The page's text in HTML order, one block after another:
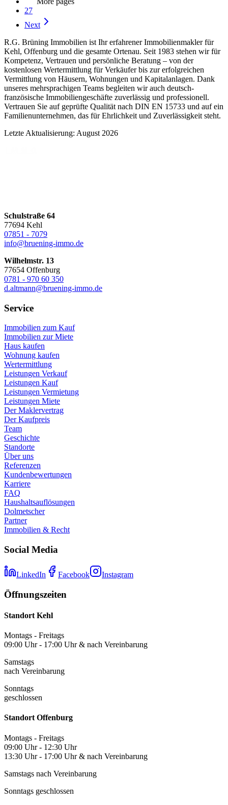
27
Next
R.G. Brüning Immobilien ist Ihr erfahrener Immobilienmakler für
Kehl, Offenburg und die gesamte Ortenau. Seit 1983 stehen wir für
Kompetenz, Vertrauen und persönliche Beratung – von der
kostenlosen Wertermittlung für Verkäufer bis zur erfolgreichen
Vermittlung von Häusern, Wohnungen und Kapitalanlagen. Dank
unseres mehrsprachigen Teams begleiten wir auch deutsch-
französische Immobiliengeschäfte zuverlässig und professionell.
Vertrauen Sie auf geprüfte Qualität nach DIN EN 15733 und auf ein
Familienunternehmen, das für Ehrlichkeit und Zuverlässigkeit steht.
Letzte Aktualisierung: August 2026
Schulstraße 64
77694 Kehl
07851 - 7079
info@bruening-immo.de
Wilhelmstr. 13
77654 Offenburg
0781 - 970 60 350
d.altmann@bruening-immo.de
Service
Immobilien zum Kauf
Immobilien zur Miete
Haus kaufen
Wohnung kaufen
Wertermittlung
Leistungen Verkauf
Leistungen Kauf
Leistungen Vermietung
Leistungen Miete
Der Maklervertrag
Der Kaufpreis
Team
Geschichte
Standorte
Über uns
Referenzen
Kundenbewertungen
Karriere
FAQ
Haushaltsauflösungen
Dolmetscher
Partner
Immobilien & Recht
Social Media
LinkedIn Facebook Instagram
Öffnungszeiten
Standort Kehl
Montags - Freitags
09:00 Uhr - 17:00 Uhr & nach Vereinbarung
Samstags
nach Vereinbarung
Sonntags
geschlossen
Standort Offenburg
Montags - Freitags
09:00 Uhr - 12:30 Uhr
13:30 Uhr - 17:00 Uhr & nach Vereinbarung
Samstags nach Vereinbarung
Sonntags geschlossen